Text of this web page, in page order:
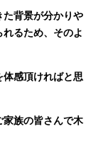
た背景が分かりや
るため、そのよ
感頂ければと思
家族の皆さんで木